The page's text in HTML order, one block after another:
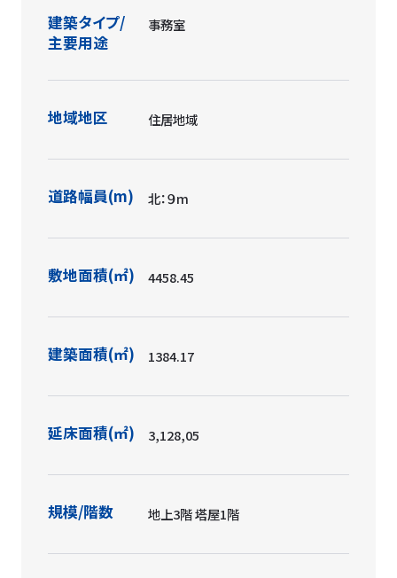
建築タイプ/
主要用途
事務室
地域地区 住居地域
道路幅員(m) 北：９m
敷地面積(㎡) 4458.45
建築面積(㎡) 1384.17
延床面積(㎡) 3,128,05
規模/階数 地上3階 塔屋1階